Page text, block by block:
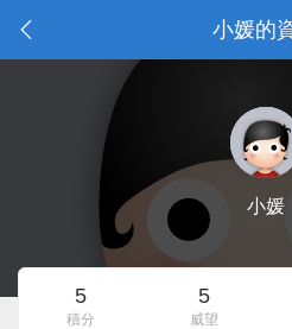
小媛的
小媛
5
積分
5
威望